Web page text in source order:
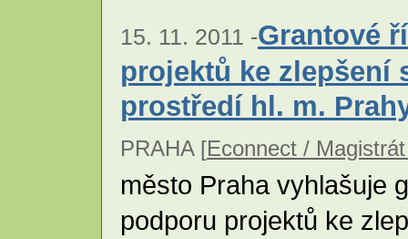
15. 11. 2011 -Grantové
projektů ke zlepšení
prostředí hl. m.
PRAHA [Econnect /
město Praha vyhlašuje
podporu projektů ke